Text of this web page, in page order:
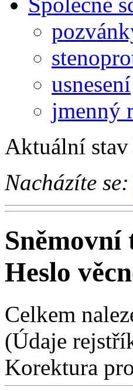
usnesení
jmenný
Aktuální
Nacházíte se:
Sněmovní
Heslo
Celkem
(Údaje
Korektura